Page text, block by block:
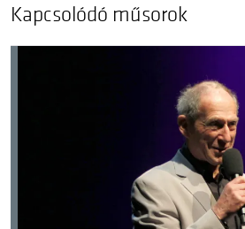
Kapcsolódó műsorok